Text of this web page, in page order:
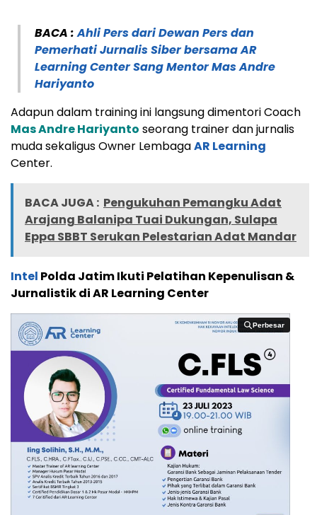
BACA :Ahli Pers dari Dewan Pers dan
Pemerhati Jurnalis Siber bersama AR
Learning Center Sang Mentor Mas Andre
Hariyanto
Adapun dalam training ini langsung dimentori Coach
Mas Andre Hariyanto seorang trainer dan jurnalis
muda sekaligus Owner LembagaAR Learning
Center.
BACA JUGA : Pengukuhan Pemangku Adat
Arajang Balanipa Tuai Dukungan, Sulapa
Eppa SBBT Serukan Pelestarian Adat Mandar
Intel Polda Jatim Ikuti Pelatihan Kepenulisan &
Jurnalistik di AR Learning Center
Perbesar
Perbesar